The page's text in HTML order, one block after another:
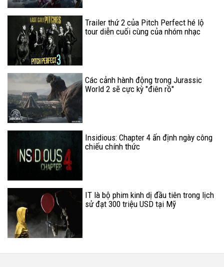
Trailer thứ 2 của Pitch Perfect hé lộ
tour diễn cuối cùng của nhóm nhạc
Các cảnh hành động trong Jurassic
World 2 sẽ cực kỳ "điên rồ"
Insidious: Chapter 4 ấn định ngày công
chiếu chính thức
IT là bộ phim kinh dị đầu tiên trong lịch
sử đạt 300 triệu USD tại Mỹ